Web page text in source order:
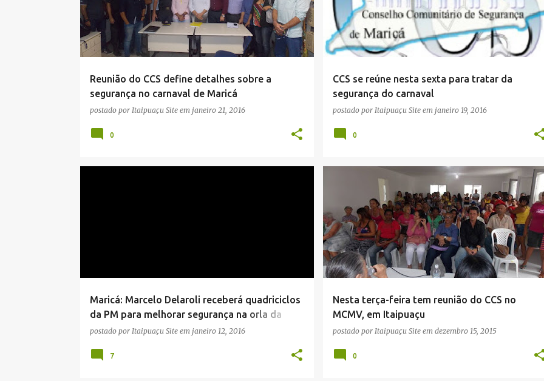
Reunião do CCS define detalhes sobre a
segurança no carnaval de Maricá
postado por Itaipuaçu Site em janeiro 21, 2016
0
CCS se reúne nesta sexta para tratar da
segurança do carnaval
postado por Itaipuaçu Site em janeiro 19, 2016
0
Maricá: Marcelo Delaroli receberá quadriciclos
da PM para melhorar segurança na orla da
praia
postado por Itaipuaçu Site em janeiro 12, 2016
7
Nesta terça-feira tem reunião do CCS no
MCMV, em Itaipuaçu
postado por Itaipuaçu Site em dezembro 15, 2015
ITAIPUAÇU MARICÁ MCMV +1
0